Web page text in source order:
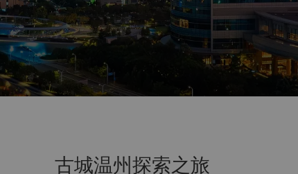
古城温州探索之旅